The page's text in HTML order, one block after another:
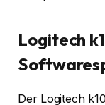
Logitech
Der Logitech